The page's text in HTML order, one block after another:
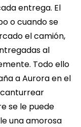
entrega. El
o cuando se
el camión,
al
Todo ello
a Aurora en el
se le puede
una amorosa